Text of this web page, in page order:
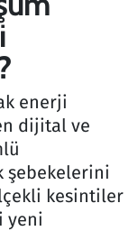
enerji
dijital ve
şebekelerini
kesintiler
yeni